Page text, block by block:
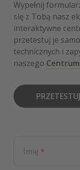
Wypełnij
się z Tobą nasz
interaktywne
przetestuj je
technicznych i
naszego
Imię *